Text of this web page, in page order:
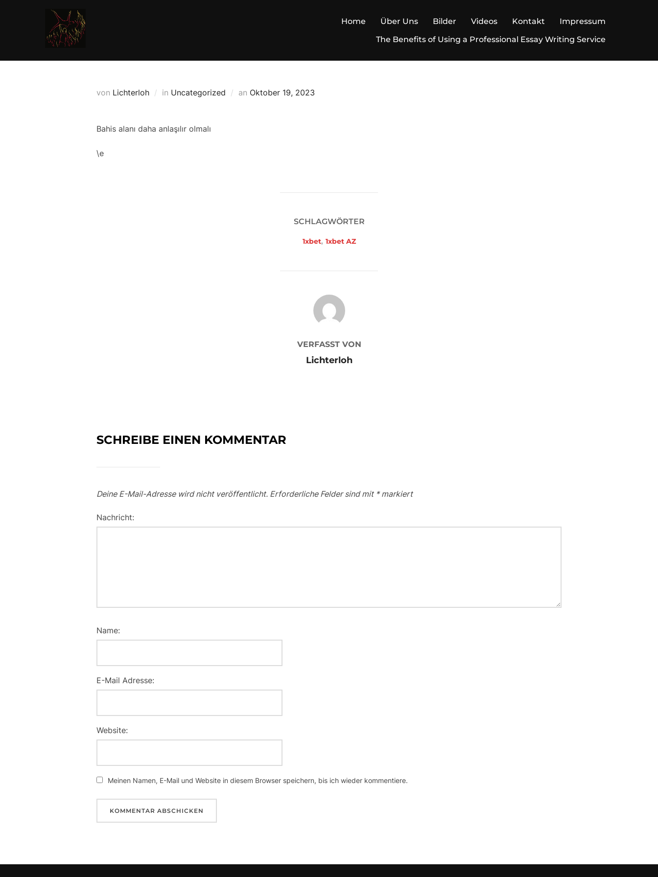
Home Über Uns Bilder Videos Kontakt
Impressum
The Benefits of Using a Professional Essay Writing Service
von Lichterloh in Uncategorized an Veröffentlicht
Oktober 19, 2023
Bahis alanı daha anlaşılır olmalı
\e
SCHLAGWÖRTER
1xbet, 1xbet AZ
BEITRAGSAUTOR
VERFASST VON
Lichterloh
SCHREIBE EINEN KOMMENTAR
Deine E-Mail-Adresse wird nicht veröffentlicht. Erforderliche Felder sind mit *markiert
Nachricht:
Name:
E-Mail Adresse:
Website:
Meinen Namen, E-Mail und Website in diesem Browser speichern, bis ich wieder kommentiere.